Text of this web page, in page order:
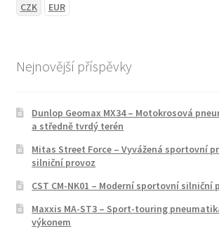
CZK EUR
Nejnovější příspěvky
Dunlop Geomax MX34 – Motokrosová
a středně tvrdý terén
Mitas Street Force – Vyvážená sportovní
silniční provoz
CST CM-NK01 – Moderní sportovní silniční
Maxxis MA-ST3 – Sport-touring
výkonem